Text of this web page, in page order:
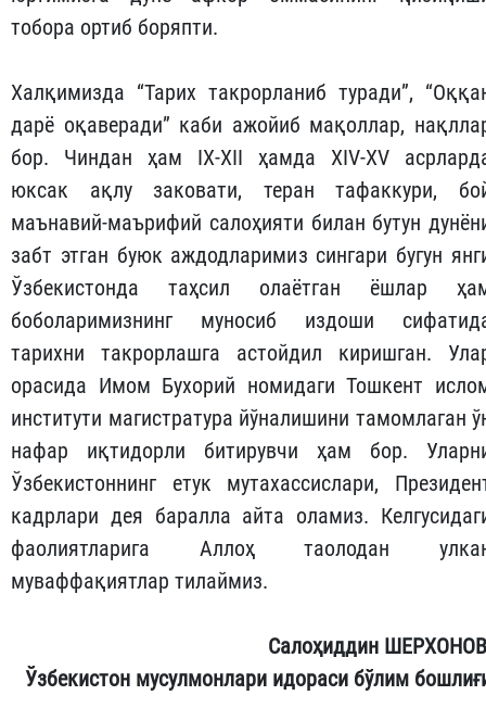
тобора ортиб боряпти.
Халқимизда “Тарих такрорланиб туради”,
дарё оқаверади” каби ажойиб мақоллар,
бор. Чиндан ҳам IX-XII ҳамда XIV-XV
юксак ақлу заковати, теран тафаккури,
маънавий-маърифий салоҳияти билан бутун
забт этган буюк аждодларимиз сингари бугун
Ўзбекистонда таҳсил олаётган ёшлар
боболаримизнинг муносиб издоши
тарихни такрорлашга астойдил киришган.
орасида Имом Бухорий номидаги Тошкент
институти магистратура йўналишини тамомлаган
нафар иқтидорли битирувчи ҳам бор.
Ўзбекистоннинг етук мутахассислари,
кадрлари дея баралла айта оламиз.
фаолиятларига Аллоҳ таолодан
муваффақиятлар тилаймиз.
Салоҳиддин
Ўзбекистон мусулмонлари идораси бўлим